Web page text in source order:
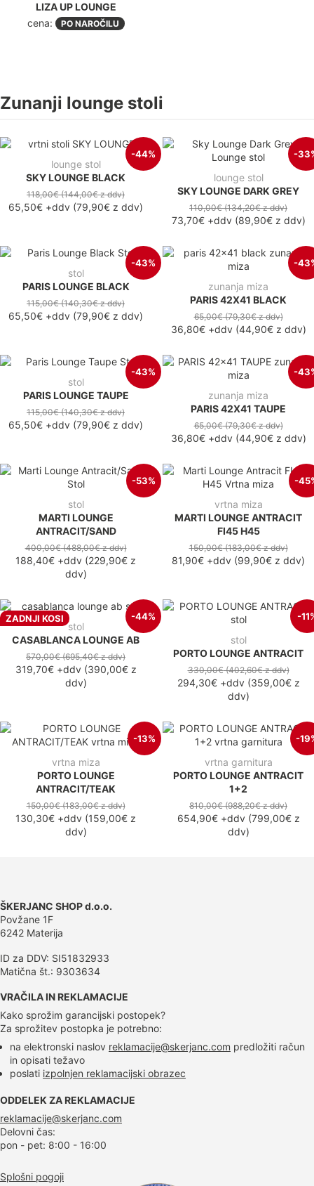
LIZA UP LOUNGE
cena:
PO NAROČILU
Zunanji lounge stoli
-44%
lounge stol
SKY LOUNGE BLACK
118,00€(144,00€z ddv)
65,50€ +ddv (79,90€ z ddv)
-
lounge stol
SKY LOUNGE DARK GREY
110,00€(134,20€z ddv)
73,70€+ddv(89,90€z ddv)
-43%
stol
PARIS LOUNGE BLACK
115,00€(140,30€z ddv)
65,50€ +ddv (79,90€ z ddv)
-
zunanja miza
PARIS 42X41 BLACK
65,00€(79,30€z ddv)
36,80€+ddv(44,90€z ddv)
-43%
stol
PARIS LOUNGE TAUPE
115,00€(140,30€z ddv)
65,50€ +ddv (79,90€ z ddv)
-
zunanja miza
PARIS 42X41 TAUPE
65,00€(79,30€z ddv)
36,80€+ddv(44,90€z ddv)
-53%
stol
MARTI LOUNGE
ANTRACIT/SAND
400,00€(488,00€z ddv)
188,40€ +ddv (229,90€ z
ddv)
-
vrtna miza
MARTI LOUNGE ANTRACIT
FI45 H45
150,00€(183,00€z ddv)
81,90€ +ddv (99,90€ z ddv)
ZADNJI KOSI -44%
stol
CASABLANCA LOUNGE AB
570,00€(695,40€z ddv)
319,70€+ddv(390,00€z
ddv)
-
stol
PORTO LOUNGE ANTRACIT
330,00€(402,60€z ddv)
294,30€+ddv(359,00€z
ddv)
-13%
vrtna miza
PORTO LOUNGE
ANTRACIT/TEAK
150,00€(183,00€z ddv)
130,30€ +ddv (159,00€ z
ddv)
-
vrtna garnitura
PORTO LOUNGE ANTRACIT
1+2
810,00€(988,20€z ddv)
654,90€+ddv(799,00€z
ddv)
ŠKERJANC SHOP d.o.o.
Povžane 1F
6242 Materija
ID za DDV: SI51832933
Matična št.: 9303634
VRAČILA IN REKLAMACIJE
Kako sprožim garancijski postopek?
Za sprožitev postopka je potrebno:
na elektronski naslov reklamacije@skerjanc.com predložiti račun
in opisati težavo
poslati izpolnjen reklamacijski obrazec
ODDELEK ZA REKLAMACIJE
reklamacije@skerjanc.com
Delovni čas:
pon - pet: 8:00 - 16:00
Splošni pogoji